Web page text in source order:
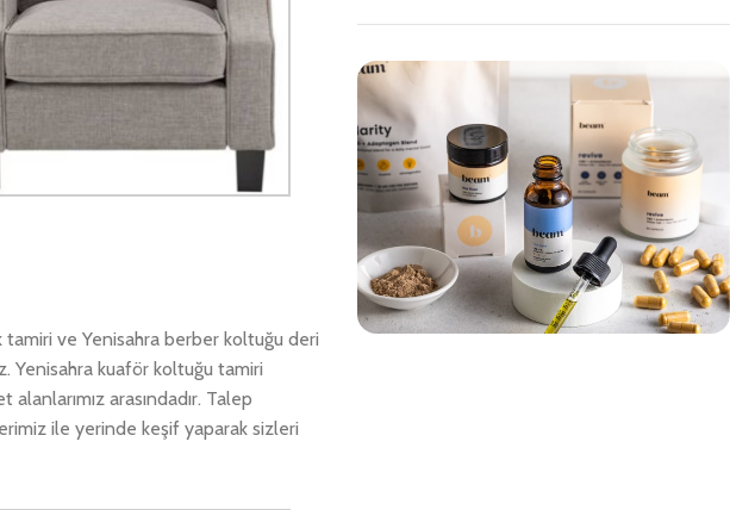
ve Yenisahra berber koltuğu deri
Yenisahra kuaför koltuğu tamiri
arasındadır. Talep
ile yerinde keşif yaparak sizleri